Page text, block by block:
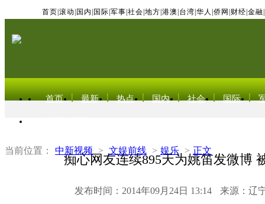
首页 滚动 国内 国际 军事 社会 地方 港澳 台湾 华人 侨网 财经 金融
首页 最新 热点 国内 社会 国际
当前位置： 中新视频 > 文娱前线 > 娱乐 > 正文
痴心网友连续895天为姚笛发微博
发布时间：2014年09月24日 13:14 来源：辽